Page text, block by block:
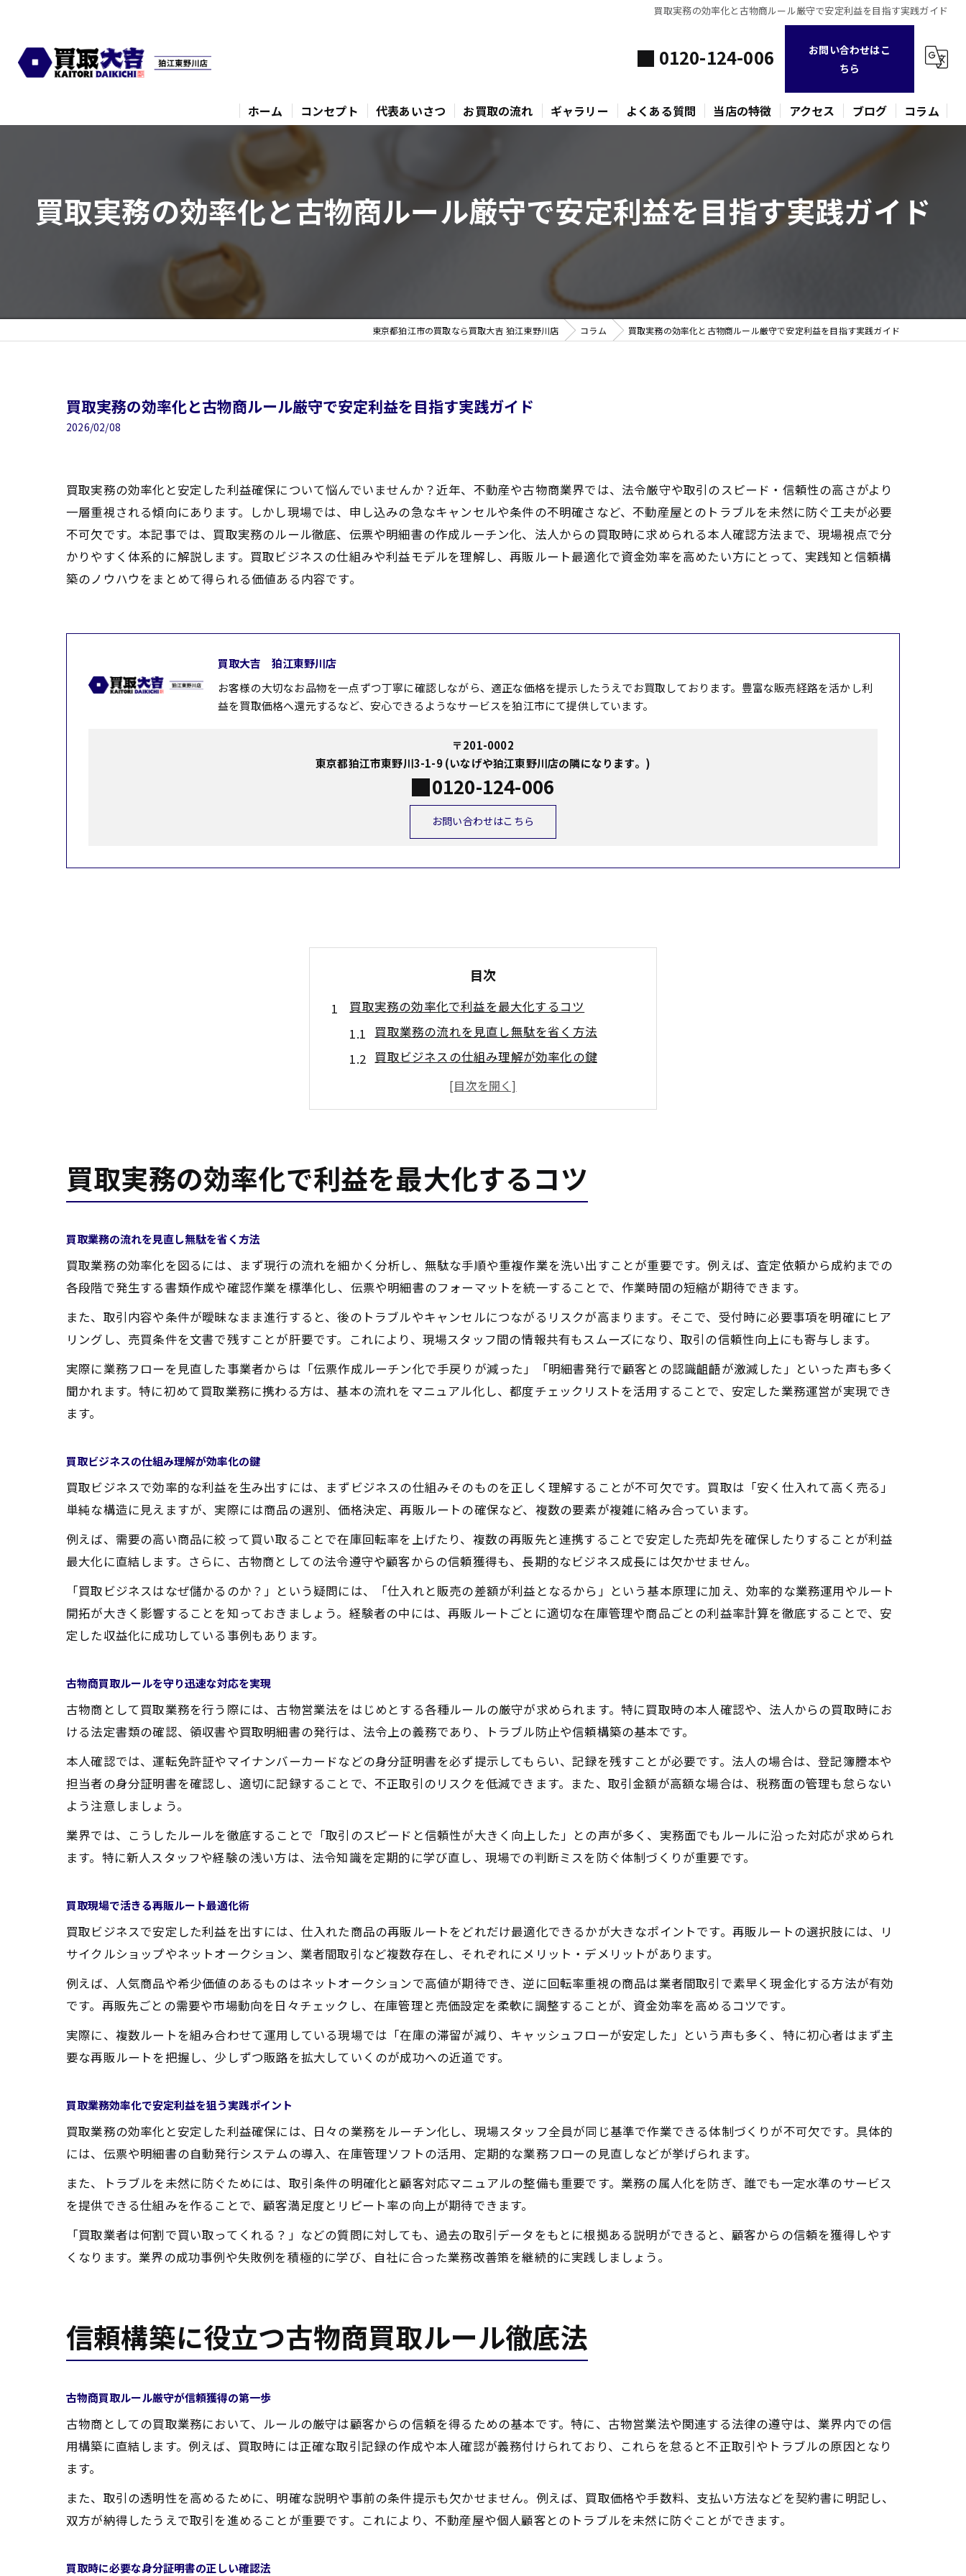
買取実務の効率化と古物商ルール厳守で安定利益を目指す実践ガイド
0120-124-006
お問い合わせはこ
ちら
ホーム コンセプト 代表あいさつ お買取の流れ ギャラリー よくある質問 当店の特徴
時計
金貨
ネックレス
アクセス ブログ コラム
買取実務の効率化と古物商ルール厳守で安定利益を目指す実践ガイド
東京都狛江市の買取なら買取大吉 狛江東野川店 コラム 買取実務の効率化と古物商ルール厳守で安定利益を目指す実践ガイド
買取実務の効率化と古物商ルール厳守で安定利益を目指す実践ガイド
2026/02/08
買取実務の効率化と安定した利益確保について悩んでいませんか？近年、不動産や古物商業界では、法令厳守や取引のスピード・信頼性の高さがより
一層重視される傾向にあります。しかし現場では、申し込みの急なキャンセルや条件の不明確さなど、不動産屋とのトラブルを未然に防ぐ工夫が必要
不可欠です。本記事では、買取実務のルール徹底、伝票や明細書の作成ルーチン化、法人からの買取時に求められる本人確認方法まで、現場視点で分
かりやすく体系的に解説します。買取ビジネスの仕組みや利益モデルを理解し、再販ルート最適化で資金効率を高めたい方にとって、実践知と信頼構
築のノウハウをまとめて得られる価値ある内容です。
買取大吉 狛江東野川店
お客様の大切なお品物を一点ずつ丁寧に確認しながら、適正な価格を提示したうえでお買取しております。豊富な販売経路を活かし利
益を買取価格へ還元するなど、安心できるようなサービスを狛江市にて提供しています。
〒201-0002
東京都狛江市東野川3-1-9 (いなげや狛江東野川店の隣になります。)
0120-124-006
お問い合わせはこちら
目次
買取実務の効率化で利益を最大化するコツ
買取業務の流れを見直し無駄を省く方法
買取ビジネスの仕組み理解が効率化の鍵
古物商買取ルールを守り迅速な対応を実現
買取現場で活きる再販ルート最適化術
古物商買取ルール厳守が信頼獲得の第一歩
買取時に必要な身分証明書の正しい確認法
法人からの買取で本人確認を徹底する理由
古物商買取でトラブル防止策を徹底する重要性
安定運営を目指す買取現場の身分証確認術
買取業務で必須の身分証明書チェック手順
古物商買取における本人確認の実務ポイント
法人買取時の本人確認を強化する方法
買取で安定利益を出す現場の工夫と仕組み
買取実務のノウハウを活かす仕入れ戦略
再販ルートの多様化が買取ビジネス成功の鍵
買取ビジネス失敗を防ぐポイントと対策例
古物商ルール遵守が信頼構築の基本となる
買取業務における明細書と伝票作成の重要性
買取業務の透明性確保に役立つ書類整備
伝票や明細書のルーチン化で効率アップ
トラブル回避へ導く法人買取の本人確認ポイント
法人からの買取時に守るべき本人確認ルール
本人確認徹底で法人取引のリスクを最小化
買取業務現場で活きる法人対応の工夫点
買取実務の効率化で利益を最大化するコツ
買取業務の流れを見直し無駄を省く方法
買取業務の効率化を図るには、まず現行の流れを細かく分析し、無駄な手順や重複作業を洗い出すことが重要です。例えば、査定依頼から成約までの
各段階で発生する書類作成や確認作業を標準化し、伝票や明細書のフォーマットを統一することで、作業時間の短縮が期待できます。
また、取引内容や条件が曖昧なまま進行すると、後のトラブルやキャンセルにつながるリスクが高まります。そこで、受付時に必要事項を明確にヒア
リングし、売買条件を文書で残すことが肝要です。これにより、現場スタッフ間の情報共有もスムーズになり、取引の信頼性向上にも寄与します。
実際に業務フローを見直した事業者からは「伝票作成ルーチン化で手戻りが減った」「明細書発行で顧客との認識齟齬が激減した」といった声も多く
聞かれます。特に初めて買取業務に携わる方は、基本の流れをマニュアル化し、都度チェックリストを活用することで、安定した業務運営が実現でき
ます。
買取ビジネスの仕組み理解が効率化の鍵
買取ビジネスで効率的な利益を生み出すには、まずビジネスの仕組みそのものを正しく理解することが不可欠です。買取は「安く仕入れて高く売る」
単純な構造に見えますが、実際には商品の選別、価格決定、再販ルートの確保など、複数の要素が複雑に絡み合っています。
例えば、需要の高い商品に絞って買い取ることで在庫回転率を上げたり、複数の再販先と連携することで安定した売却先を確保したりすることが利益
最大化に直結します。さらに、古物商としての法令遵守や顧客からの信頼獲得も、長期的なビジネス成長には欠かせません。
「買取ビジネスはなぜ儲かるのか？」という疑問には、「仕入れと販売の差額が利益となるから」という基本原理に加え、効率的な業務運用やルート
開拓が大きく影響することを知っておきましょう。経験者の中には、再販ルートごとに適切な在庫管理や商品ごとの利益率計算を徹底することで、安
定した収益化に成功している事例もあります。
古物商買取ルールを守り迅速な対応を実現
古物商として買取業務を行う際には、古物営業法をはじめとする各種ルールの厳守が求められます。特に買取時の本人確認や、法人からの買取時にお
ける法定書類の確認、領収書や買取明細書の発行は、法令上の義務であり、トラブル防止や信頼構築の基本です。
本人確認では、運転免許証やマイナンバーカードなどの身分証明書を必ず提示してもらい、記録を残すことが必要です。法人の場合は、登記簿謄本や
担当者の身分証明書を確認し、適切に記録することで、不正取引のリスクを低減できます。また、取引金額が高額な場合は、税務面の管理も怠らない
よう注意しましょう。
業界では、こうしたルールを徹底することで「取引のスピードと信頼性が大きく向上した」との声が多く、実務面でもルールに沿った対応が求められ
ます。特に新人スタッフや経験の浅い方は、法令知識を定期的に学び直し、現場での判断ミスを防ぐ体制づくりが重要です。
買取現場で活きる再販ルート最適化術
買取ビジネスで安定した利益を出すには、仕入れた商品の再販ルートをどれだけ最適化できるかが大きなポイントです。再販ルートの選択肢には、リ
サイクルショップやネットオークション、業者間取引など複数存在し、それぞれにメリット・デメリットがあります。
例えば、人気商品や希少価値のあるものはネットオークションで高値が期待でき、逆に回転率重視の商品は業者間取引で素早く現金化する方法が有効
です。再販先ごとの需要や市場動向を日々チェックし、在庫管理と売価設定を柔軟に調整することが、資金効率を高めるコツです。
実際に、複数ルートを組み合わせて運用している現場では「在庫の滞留が減り、キャッシュフローが安定した」という声も多く、特に初心者はまず主
要な再販ルートを把握し、少しずつ販路を拡大していくのが成功への近道です。
買取業務効率化で安定利益を狙う実践ポイント
買取業務の効率化と安定した利益確保には、日々の業務をルーチン化し、現場スタッフ全員が同じ基準で作業できる体制づくりが不可欠です。具体的
には、伝票や明細書の自動発行システムの導入、在庫管理ソフトの活用、定期的な業務フローの見直しなどが挙げられます。
また、トラブルを未然に防ぐためには、取引条件の明確化と顧客対応マニュアルの整備も重要です。業務の属人化を防ぎ、誰でも一定水準のサービス
を提供できる仕組みを作ることで、顧客満足度とリピート率の向上が期待できます。
「買取業者は何割で買い取ってくれる？」などの質問に対しても、過去の取引データをもとに根拠ある説明ができると、顧客からの信頼を獲得しやす
くなります。業界の成功事例や失敗例を積極的に学び、自社に合った業務改善策を継続的に実践しましょう。
信頼構築に役立つ古物商買取ルール徹底法
古物商買取ルール厳守が信頼獲得の第一歩
古物商としての買取業務において、ルールの厳守は顧客からの信頼を得るための基本です。特に、古物営業法や関連する法律の遵守は、業界内での信
用構築に直結します。例えば、買取時には正確な取引記録の作成や本人確認が義務付けられており、これらを怠ると不正取引やトラブルの原因となり
ます。
また、取引の透明性を高めるために、明確な説明や事前の条件提示も欠かせません。例えば、買取価格や手数料、支払い方法などを契約書に明記し、
双方が納得したうえで取引を進めることが重要です。これにより、不動産屋や個人顧客とのトラブルを未然に防ぐことができます。
買取時に必要な身分証明書の正しい確認法